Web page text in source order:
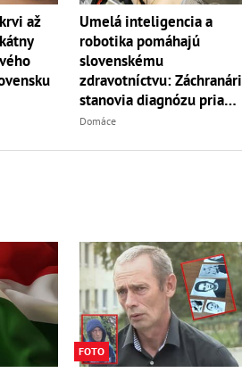
až
Umelá inteligencia a
robotika pomáhajú
slovenskému
zdravotníctvu: Záchranári
stanovia diagnózu priamo
v teréne
Domáce
FOTO